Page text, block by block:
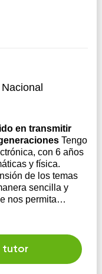
en transmitir
Tengo
con 6 años
y física.
de los temas
tutor